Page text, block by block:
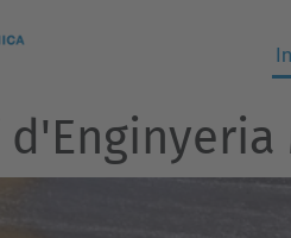
d'Enginyeria